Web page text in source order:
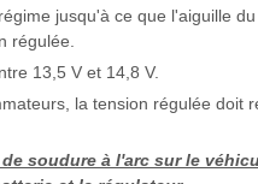
jusqu'à ce que l'aiguille du
régulée.
13,5 V et 14,8 V.
la tension régulée doit
soudure à l'arc sur le